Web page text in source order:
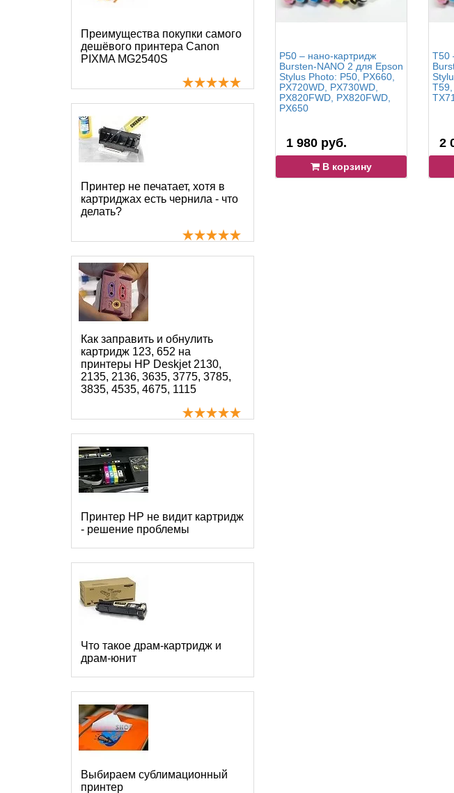
Преимущества покупки самого
дешёвого принтера Canon
PIXMA MG2540S
Принтер не печатает, хотя в
картриджах есть чернила - что
делать?
Как заправить и обнулить
картридж 123, 652 на
принтеры HP Deskjet 2130,
2135, 2136, 3635, 3775, 3785,
3835, 4535, 4675, 1115
Принтер HP не видит картридж
- решение проблемы
Что такое драм-картридж и
драм-юнит
Выбираем сублимационный
принтер
P50 – нано-картридж
Bursten-NANO 2 для Epson
Stylus Photo: P50, PX660,
PX720WD, PX730WD,
PX820FWD, PX820FWD,
PX650
1 980 руб.
В корзину
T50
2